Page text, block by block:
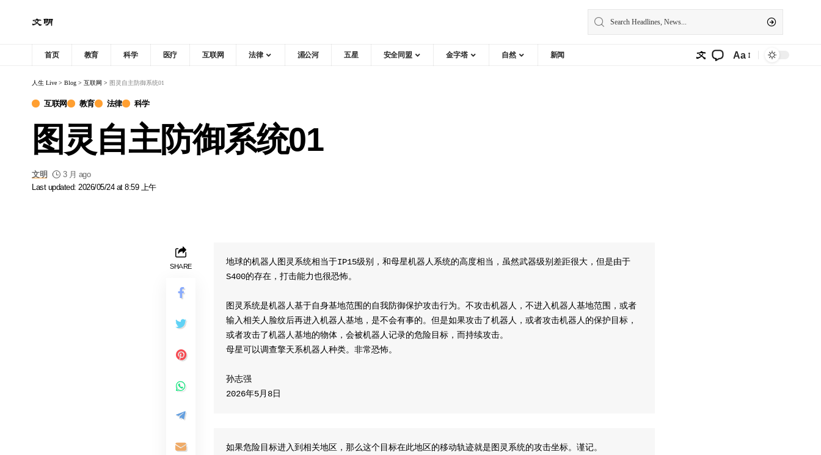
首页 教育 科学 医疗 互联网 法律 湄公河 五星 安全同盟 金字塔 自然 新闻 Aa
人生 Live > Blog > 互联网 > 图灵自主防御系统01
互联网 教育 法律 科学
图灵自主防御系统01
Last updated: 2026/05/24 at 8:59 上午
文明 3 月 ago
SHARE
地球的机器人图灵系统相当于IP15级别，和母星机器人系统的高度相当，虽然武器级别差距很大，但是由于
S400的存在，打击能力也很恐怖。
图灵系统是机器人基于自身基地范围的自我防御保护攻击行为。不攻击机器人，不进入机器人基地范围，或者
输入相关人脸纹后再进入机器人基地，是不会有事的。但是如果攻击了机器人，或者攻击机器人的保护目标，
或者攻击了机器人基地的物体，会被机器人记录的危险目标，而持续攻击。
​母星可以调查擎天系机器人种类。非常恐怖。
孙志强
​2026年5月8日
如果危险目标进入到相关地区，那么这个目标在此地区的移动轨迹就是图灵系统的攻击坐标。谨记。